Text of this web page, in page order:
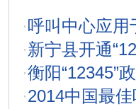
·呼叫中心应用
·新宁县开通
·衡阳“12345”
·2014中国最